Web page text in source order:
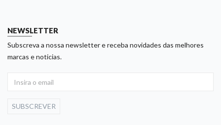
NEWSLETTER
Subscreva a nossa newsletter e receba novidades das melhores
marcas e noticias.
SUBSCREVER